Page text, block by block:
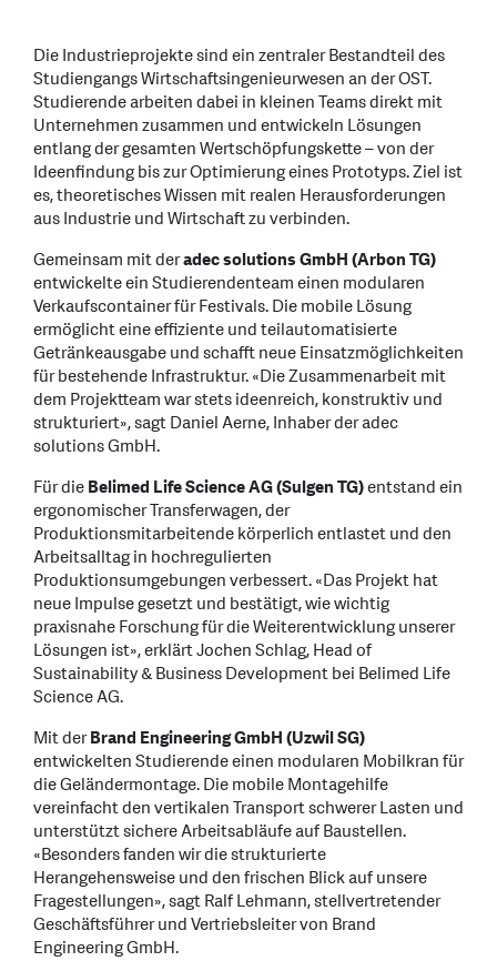
Die Industrieprojekte sind ein zentraler Bestandteil des
Studiengangs Wirtschaftsingenieurwesen an der OST.
Studierende arbeiten dabei in kleinen Teams direkt mit
Unternehmen zusammen und entwickeln Lösungen
entlang der gesamten Wertschöpfungskette – von der
Ideenfindung bis zur Optimierung eines Prototyps. Ziel ist
es, theoretisches Wissen mit realen Herausforderungen
aus Industrie und Wirtschaft zu verbinden.
Gemeinsam mit deradec solutions GmbH (Arbon TG)
entwickelte ein Studierendenteam einen modularen
Verkaufscontainer für Festivals. Die mobile Lösung
ermöglicht eine effiziente und teilautomatisierte
Getränkeausgabe und schafft neue Einsatzmöglichkeiten
für bestehende Infrastruktur. «Die Zusammenarbeit mit
dem Projektteam war stets ideenreich, konstruktiv und
strukturiert», sagt Daniel Aerne, Inhaber der adec
solutions GmbH.
Für dieBelimed Life Science AG (Sulgen TG)entstand ein
ergonomischer Transferwagen, der
Produktionsmitarbeitende körperlich entlastet und den
Arbeitsalltag in hochregulierten
Produktionsumgebungen verbessert. «Das Projekt hat
neue Impulse gesetzt und bestätigt, wie wichtig
praxisnahe Forschung für die Weiterentwicklung unserer
Lösungen ist», erklärt Jochen Schlag, Head of
Sustainability & Business Development bei Belimed Life
Science AG.
Mit derBrand Engineering GmbH (Uzwil SG)
entwickelten Studierende einen modularen Mobilkran für
die Geländermontage. Die mobile Montagehilfe
vereinfacht den vertikalen Transport schwerer Lasten und
unterstützt sichere Arbeitsabläufe auf Baustellen.
«Besonders fanden wir die strukturierte
Herangehensweise und den frischen Blick auf unsere
Fragestellungen», sagt Ralf Lehmann, stellvertretender
Geschäftsführer und Vertriebsleiter von Brand
Engineering GmbH.